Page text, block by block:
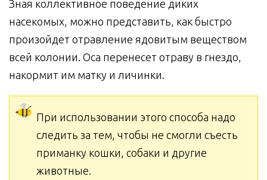
Зная коллективное поведение диких
насекомых, можно представить, как быстро
произойдет отравление ядовитым веществом
всей колонии. Оса перенесет отраву в гнездо,
накормит им матку и личинки.
При использовании этого способа надо
следить за тем, чтобы не смогли съесть
приманку кошки, собаки и другие
животные.